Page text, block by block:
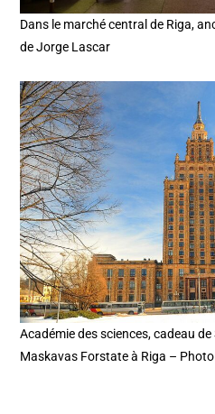
Dans le marché central de Riga,
de Jorge Lascar
Académie des sciences, cadeau
Maskavas Forstate à Riga – Photo